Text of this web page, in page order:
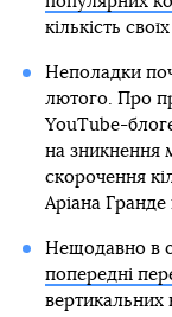
кількість
Неполадки
лютого. Про
YouТube-
на зникнення
скорочення
Аріана Гранде
Нещодавно в
попередні
вертикальних